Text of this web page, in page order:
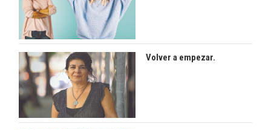
Volver a empezar.